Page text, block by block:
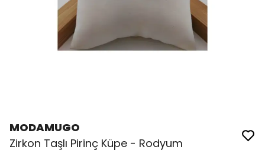
MODAMUGO
Zirkon Taşlı Pirinç Küpe - Rodyum